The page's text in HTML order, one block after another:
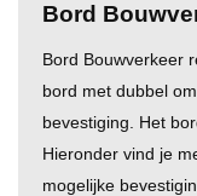
Bord
Bord Bouwverkeer
bord met dubbel
bevestiging. Het
Hieronder vind je
mogelijke